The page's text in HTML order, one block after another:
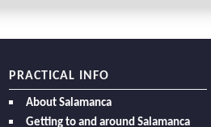
PRACTICAL INFO
About Salamanca
Getting to and around Salamanca